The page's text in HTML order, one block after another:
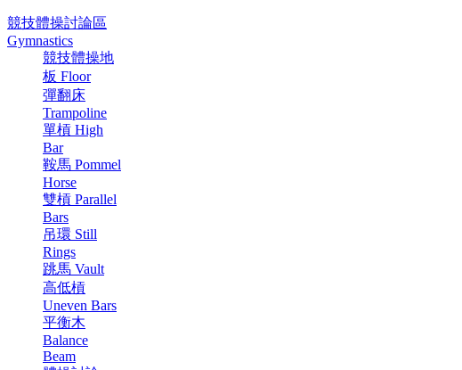
競技體操討論區
Gymnastics
競技體操地
板 Floor
彈翻床
Trampoline
單槓 High
Bar
鞍馬 Pommel
Horse
雙槓 Parallel
Bars
吊環 Still
Rings
跳馬 Vault
高低槓
Uneven Bars
平衡木
Balance
Beam